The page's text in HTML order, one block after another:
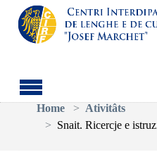
Aller au contenu principal
Vous êtes ici:
Home
Ativitâts
Snait. Ricercje e